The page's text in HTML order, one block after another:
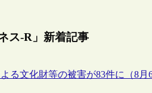
ス-R」新着記事
る文化財等の被害が83件に（8月